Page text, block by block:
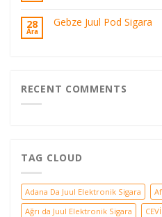
28
Ara
Gebze Juul Pod Sigara
RECENT COMMENTS
TAG CLOUD
Adana Da Juul Elektronik Sigara
Ağrı da Juul Elektronik Sigara